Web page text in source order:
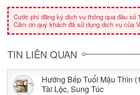
Cước phí đăng ký dịch vụ thông qua đầu số
Cảm ơn quý khách đã sử dụng dịch vụ của
TIN LIÊN QUAN
Hướng Bếp Tuổi Mậu Thìn
Tài Lộc, Sung Túc